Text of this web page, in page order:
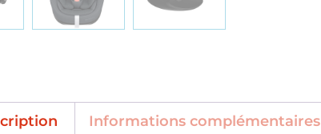
Informations complémentaires